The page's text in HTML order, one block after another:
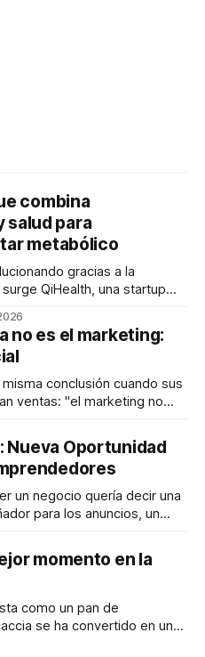
combina
para
metabólico
gracias a la
QiHealth, una startup
artificial y monitoreo
personas a tomar mejores
Su propuesta busca
no es el marketing:
conclusión cuando sus
ventas: "el marketing no
otro lugar. Durante
PRO, el especialista en
Nueva Oportunidad
un negocio quería decir una
para los anuncios, un
de publicidad digital
vendedor para atender
una persona
momento en la
como un pan de
se ha convertido en uno